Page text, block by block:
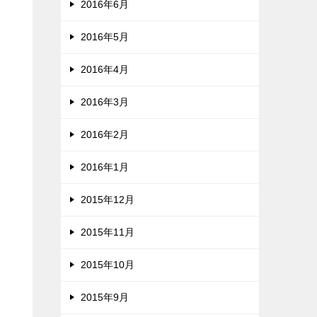
2016年6月
2016年5月
2016年4月
2016年3月
2016年2月
2016年1月
2015年12月
2015年11月
2015年10月
2015年9月